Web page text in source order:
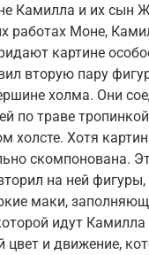
Камилла и их сын
работах Моне,
картине
вторую пару
холма. Они
по траве
холсте. Хотя
скомпонована.
на ней фигуры,
маки,
идут
и движение,